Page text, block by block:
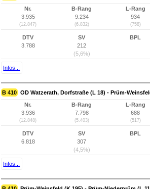
Nr.
3.935
(12.847)
B-Rang
9.234
(6.832)
L-Rang
934
(758)
DTV
3.788
SV
212
(5,6%)
BPL
Infos...
B 410 OD Watzerath, Dorfstraße (L 18) - Prüm-
Nr.
3.936
(12.848)
B-Rang
7.798
(5.403)
L-Rang
688
(517)
DTV
6.818
SV
307
(4,5%)
BPL
Infos...